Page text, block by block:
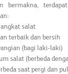
bermakna,
salat
terbaik dan bersih
(bagi laki-laki)
salat (berbeda
saat pergi dan